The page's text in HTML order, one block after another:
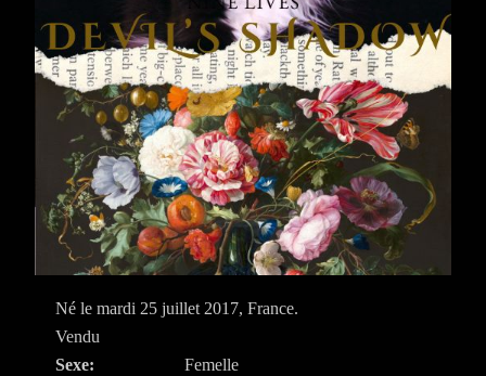
Né le mardi 25 juillet 2017, France.
Vendu
Sexe:
Femelle